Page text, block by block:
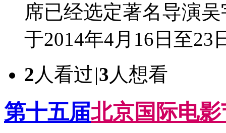
席已经选定著名导演
于2014年4月16日至
2 人看过|3 人想看
第十五届北京国 际电影